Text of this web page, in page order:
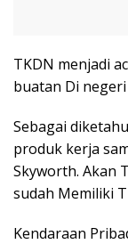
TKDN menjadi
buatan Di
Sebagai
produk kerja
Skyworth. Akan
sudah Memiliki
Kendaraan